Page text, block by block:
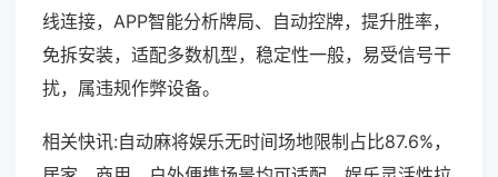
线连接，APP智能分析牌局、自动控牌，提升胜率，
免拆安装，适配多数机型，稳定性一般，易受信号干
扰，属违规作弊设备。
相关快讯:自动麻将娱乐无时间场地限制占比87.6%，